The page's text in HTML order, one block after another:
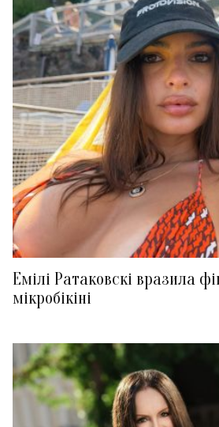
Емілі Ратаковскі вразила
мікробікіні